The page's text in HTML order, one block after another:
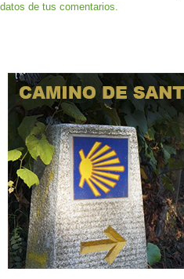
datos de tus comentarios.